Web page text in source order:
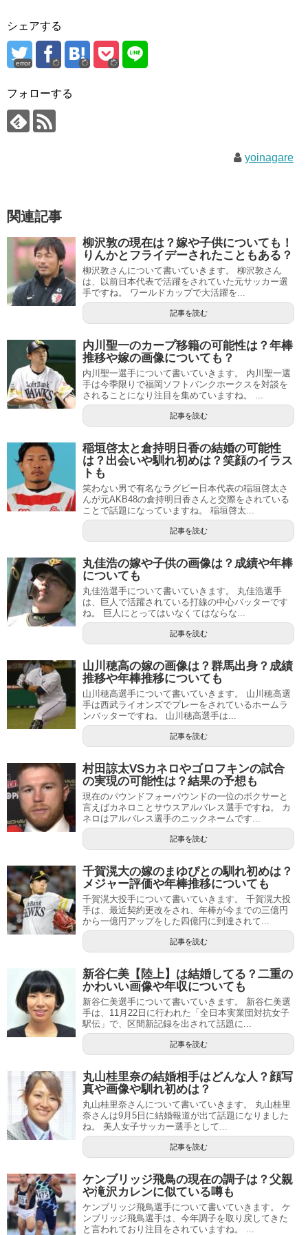
シェアする
error
フォローする
yoinagare
関連記事
柳沢敦の現在は？嫁や子供についても！
りんかとフライデーされたこともある？
柳沢敦さんについて書いていきます。 柳沢敦さん
は、以前日本代表で活躍をされていた元サッカー選
手ですね。 ワールドカップで大活躍を...
記事を読む
内川聖一のカープ移籍の可能性は？年棒
推移や嫁の画像についても？
内川聖一選手について書いていきます。 内川聖一選
手は今季限りで福岡ソフトバンクホークスを対談を
されることになり注目を集めていますね。 ...
記事を読む
稲垣啓太と倉持明日香の結婚の可能性
は？出会いや馴れ初めは？笑顔のイラス
トも
笑わない男で有名なラグビー日本代表の稲垣啓太さ
んが元AKB48の倉持明日香さんと交際をされている
ことで話題になっていますね。 稲垣啓太...
記事を読む
丸佳浩の嫁や子供の画像は？成績や年棒
についても
丸佳浩選手について書いていきます。 丸佳浩選手
は、巨人で活躍されている打線の中心バッターです
ね。 巨人にとってはいなくてはならな...
記事を読む
山川穂高の嫁の画像は？群馬出身？成績
推移や年棒推移についても
山川穂高選手について書いていきます。 山川穂高選
手は西武ライオンズでプレーをされているホームラ
ンバッターですね。 山川穂高選手は...
記事を読む
村田諒太VSカネロやゴロフキンの試合
の実現の可能性は？結果の予想も
現在のパウンドフォーパウンドの一位のボクサーと
言えばカネロことサウスアルバレス選手ですね。 カ
ネロはアルバレス選手のニックネームです...
記事を読む
千賀滉大の嫁のまゆぴとの馴れ初めは？
メジャー評価や年棒推移についても
千賀滉大投手について書いていきます。 千賀滉大投
手は、最近契約更改をされ、年棒が今までの三億円
から一億円アップをした四億円に到達されて...
記事を読む
新谷仁美【陸上】は結婚してる？二重の
かわいい画像や年収についても
新谷仁美選手について書いていきます。 新谷仁美選
手は、11月22日に行われた「全日本実業団対抗女子
駅伝」で、区間新記録を出されて話題に...
記事を読む
丸山桂里奈の結婚相手はどんな人？顔写
真や画像や馴れ初めは？
丸山桂里奈さんについて書いていきます。 丸山桂里
奈さんは9月5日に結婚報道が出て話題になりました
ね。 美人女子サッカー選手として...
記事を読む
ケンブリッジ飛鳥の現在の調子は？父親
や滝沢カレンに似ている噂も
ケンブリッジ飛鳥選手について書いていきます。 ケ
ンブリッジ飛鳥選手は、今年調子を取り戻してきた
と言われており注目をされていますね。 ...